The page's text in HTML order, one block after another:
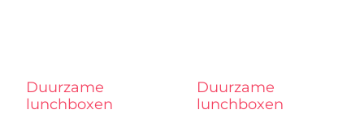
Duurzame
lunchboxen
Duurzame
lunchboxen